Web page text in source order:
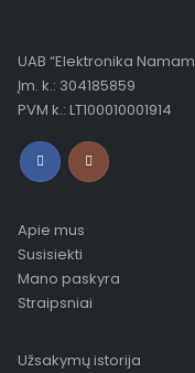
UAB “Elektronika
Įm. k.: 304185859
PVM k.: LT100010001914
Apie mus
Susisiekti
Mano paskyra
Straipsniai
Užsakymų istorija